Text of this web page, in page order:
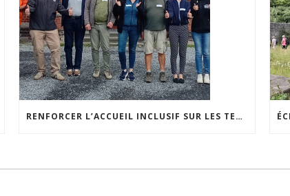
RENFORCER L’ACCUEIL INCLUSIF SUR LES TERRILS : UNE NOUVELLE ÉTAPE POUR LES GUIDES AMBASSADEURS